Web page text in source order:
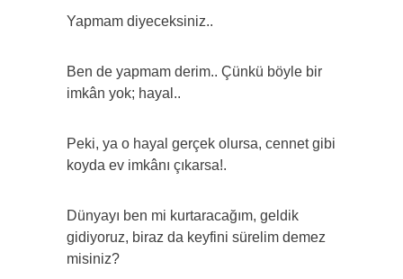
Yapmam diyeceksiniz..
Ben de yapmam derim.. Çünkü böyle bir
imkân yok; hayal..
Peki, ya o hayal gerçek olursa, cennet gibi
koyda ev imkânı çıkarsa!.
Dünyayı ben mi kurtaracağım, geldik
gidiyoruz, biraz da keyfini sürelim demez
misiniz?